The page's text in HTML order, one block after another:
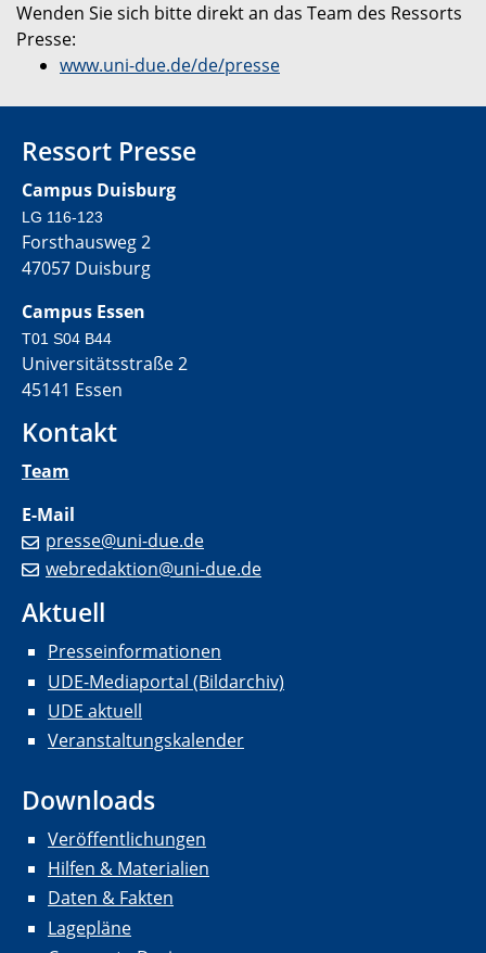
Wenden Sie sich bitte direkt an das Team des Ressorts
Presse:
www.uni-due.de/de/presse
Ressort Presse
Campus Duisburg
LG 116-123
Forsthausweg 2
47057 Duisburg
Campus Essen
T01 S04 B44
Universitätsstraße 2
45141 Essen
Kontakt
Team
E-Mail
presse@uni-due.de
webredaktion@uni-due.de
Aktuell
Presseinformationen
UDE-Mediaportal (Bildarchiv)
UDE aktuell
Veranstaltungskalender
Downloads
Veröffentlichungen
Hilfen & Materialien
Daten & Fakten
Lagepläne